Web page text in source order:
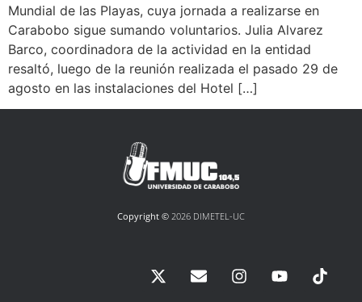
Mundial de las Playas, cuya jornada a realizarse en
Carabobo sigue sumando voluntarios. Julia Alvarez
Barco, coordinadora de la actividad en la entidad
resaltó, luego de la reunión realizada el pasado 29 de
agosto en las instalaciones del Hotel […]
Copyright © 2026 DIMETEL-UC